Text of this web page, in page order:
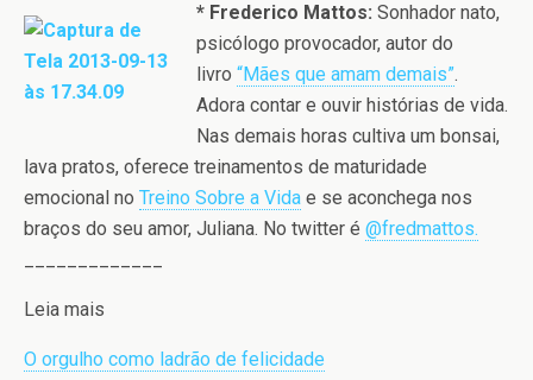
* Frederico Mattos: Sonhador nato,
psicólogo provocador, autor do
livro “Mães que amam demais”.
Adora contar e ouvir histórias de vida.
Nas demais horas cultiva um bonsai,
lava pratos, oferece treinamentos de maturidade
emocional no Treino Sobre a Vida e se aconchega nos
braços do seu amor, Juliana. No twitter é @fredmattos.
Leia mais
O orgulho como ladrão de felicidade